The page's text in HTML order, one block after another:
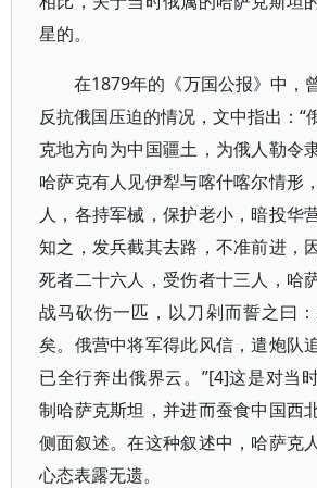
星的。
在1879年的《万国公报》中，
反抗俄国压迫的情况，文中指出：“
克地方向为中国疆土，为俄人勒令
哈萨克有人见伊犁与喀什喀尔情形
人，各持军械，保护老小，暗投华
知之，发兵截其去路，不准前进，
死者二十六人，受伤者十三人，哈
战马砍伤一匹，以刀剁而誓之曰
矣。俄营中将军得此风信，遣炮队
已全行奔出俄界云。”[4]这是对当
制哈萨克斯坦，并进而蚕食中国西
侧面叙述。在这种叙述中，哈萨克
心态表露无遗。